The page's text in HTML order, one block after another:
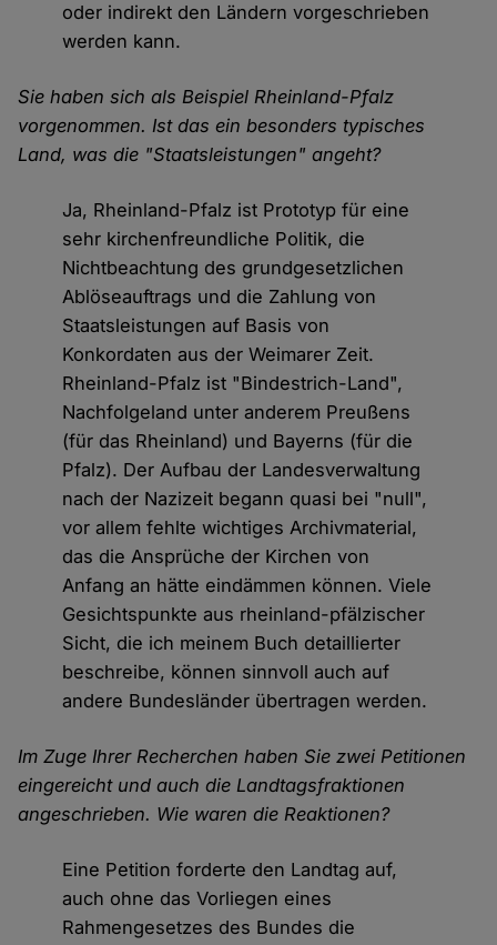
oder indirekt den Ländern vorgeschrieben
werden kann.
Sie haben sich als Beispiel Rheinland-Pfalz
vorgenommen. Ist das ein besonders typisches
Land, was die "Staatsleistungen" angeht?
Ja, Rheinland-Pfalz ist Prototyp für eine
sehr kirchenfreundliche Politik, die
Nichtbeachtung des grundgesetzlichen
Ablöseauftrags und die Zahlung von
Staatsleistungen auf Basis von
Konkordaten aus der Weimarer Zeit.
Rheinland-Pfalz ist "Bindestrich-Land",
Nachfolgeland unter anderem Preußens
(für das Rheinland) und Bayerns (für die
Pfalz). Der Aufbau der Landesverwaltung
nach der Nazizeit begann quasi bei "null",
vor allem fehlte wichtiges Archivmaterial,
das die Ansprüche der Kirchen von
Anfang an hätte eindämmen können. Viele
Gesichtspunkte aus rheinland-pfälzischer
Sicht, die ich meinem Buch detaillierter
beschreibe, können sinnvoll auch auf
andere Bundesländer übertragen werden.
Im Zuge Ihrer Recherchen haben Sie zwei Petitionen
eingereicht und auch die Landtagsfraktionen
angeschrieben. Wie waren die Reaktionen?
Eine Petition forderte den Landtag auf,
auch ohne das Vorliegen eines
Rahmengesetzes des Bundes die